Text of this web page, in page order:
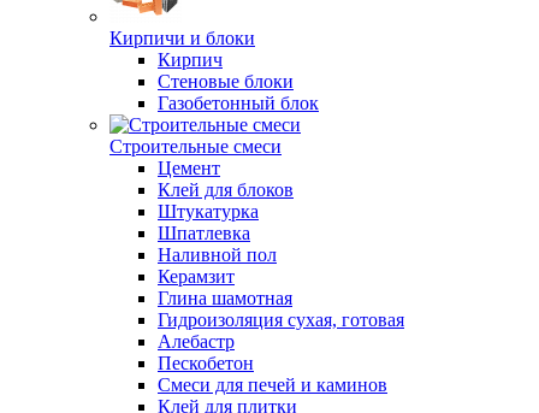
Кирпичи и блоки
Кирпич
Стеновые блоки
Газобетонный блок
Строительные смеси
Цемент
Клей для блоков
Штукатурка
Шпатлевка
Наливной пол
Керамзит
Глина шамотная
Гидроизоляция сухая, готовая
Алебастр
Пескобетон
Смеси для печей и каминов
Клей для плитки